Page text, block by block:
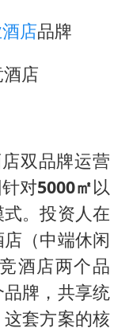
店品牌
店
双品牌运营
对5000㎡以
。投资人在
（中端休闲
酒店两个品
牌，共享统
套方案的核